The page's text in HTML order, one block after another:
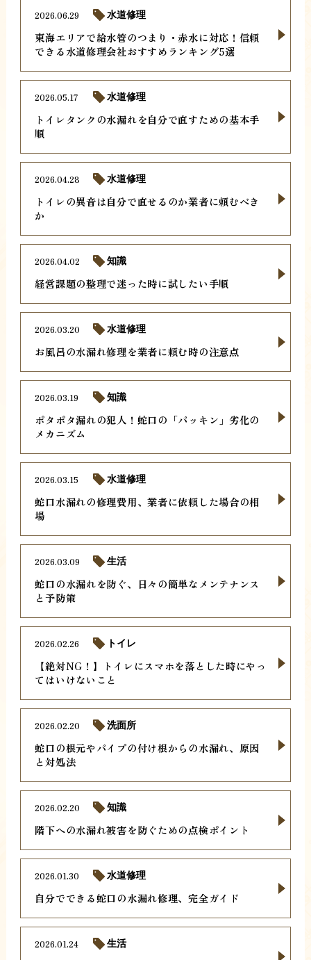
東海エリアで給水管のつまり・赤水に対応！信頼
できる水道修理会社おすすめランキング5選
2026.06.29 水道修理
トイレタンクの水漏れを自分で直すための基本手
順
2026.05.17 水道修理
トイレの異音は自分で直せるのか業者に頼むべき
か
2026.04.28 水道修理
経営課題の整理で迷った時に試したい手順
2026.04.02 知識
お風呂の水漏れ修理を業者に頼む時の注意点
2026.03.20 水道修理
ポタポタ漏れの犯人！蛇口の「パッキン」劣化の
メカニズム
2026.03.19 知識
蛇口水漏れの修理費用、業者に依頼した場合の相
場
2026.03.15 水道修理
蛇口の水漏れを防ぐ、日々の簡単なメンテナンス
と予防策
2026.03.09 生活
【絶対NG！】トイレにスマホを落とした時にやっ
てはいけないこと
2026.02.26 トイレ
蛇口の根元やパイプの付け根からの水漏れ、原因
と対処法
2026.02.20 洗面所
階下への水漏れ被害を防ぐための点検ポイント
2026.02.20 知識
自分でできる蛇口の水漏れ修理、完全ガイド
2026.01.30 水道修理
2026.01.24 生活